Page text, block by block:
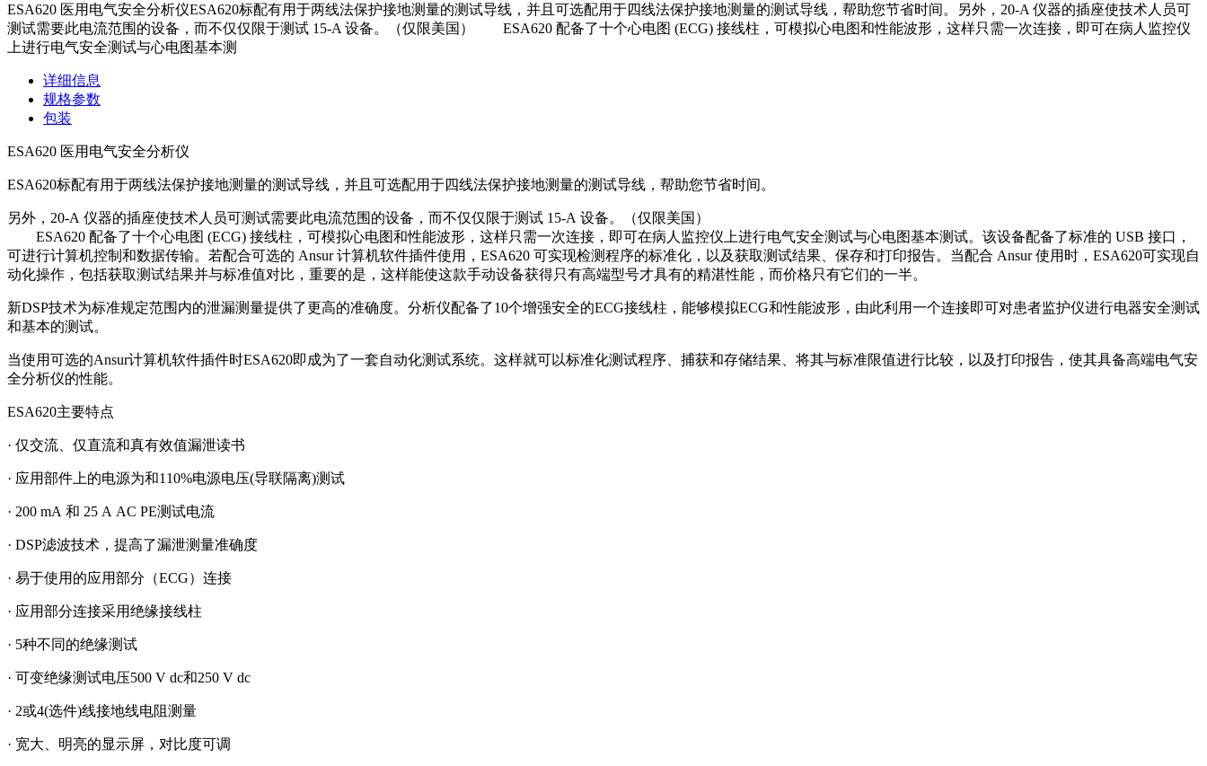
ESA620 医用电气安全分析仪ESA620标配有用于两线法保护接地测量的测试导线，并且可选配用于四线法保护接地测量的测试导线，帮助您节省时间。另外，20-A 仪器的插座使技术人员可
测试需要此电流范围的设备，而不仅仅限于测试 15-A 设备。（仅限美国） ESA620 配备了十个心电图 (ECG) 接线柱，可模拟心电图和性能波形，这样只需一次连接，即可在病人监控仪
上进行电气安全测试与心电图基本测
详细信息
规格参数
包装
ESA620 医用电气安全分析仪
ESA620标配有用于两线法保护接地测量的测试导线，并且可选配用于四线法保护接地测量的测试导线，帮助您节省时间。
另外，20-A 仪器的插座使技术人员可测试需要此电流范围的设备，而不仅仅限于测试 15-A 设备。（仅限美国）
ESA620 配备了十个心电图 (ECG) 接线柱，可模拟心电图和性能波形，这样只需一次连接，即可在病人监控仪上进行电气安全测试与心电图基本测试。该设备配备了标准的 USB 接口，
可进行计算机控制和数据传输。若配合可选的 Ansur 计算机软件插件使用，ESA620 可实现检测程序的标准化，以及获取测试结果、保存和打印报告。当配合 Ansur 使用时，ESA620可实现自
动化操作，包括获取测试结果并与标准值对比，重要的是，这样能使这款手动设备获得只有高端型号才具有的精湛性能，而价格只有它们的一半。
新DSP技术为标准规定范围内的泄漏测量提供了更高的准确度。分析仪配备了10个增强安全的ECG接线柱，能够模拟ECG和性能波形，由此利用一个连接即可对患者监护仪进行电器安全测试
和基本的测试。
当使用可选的Ansur计算机软件插件时ESA620即成为了一套自动化测试系统。这样就可以标准化测试程序、捕获和存储结果、将其与标准限值进行比较，以及打印报告，使其具备高端电气安
全分析仪的性能。
ESA620主要特点
· 仅交流、仅直流和真有效值漏泄读书
· 应用部件上的电源为和110%电源电压(导联隔离)测试
· 200 mA 和 25 A AC PE测试电流
· DSP滤波技术，提高了漏泄测量准确度
· 易于使用的应用部分（ECG）连接
· 应用部分连接采用绝缘接线柱
· 5种不同的绝缘测试
· 可变绝缘测试电压500 V dc和250 V dc
· 2或4(选件)线接地线电阻测量
· 宽大、明亮的显示屏，对比度可调